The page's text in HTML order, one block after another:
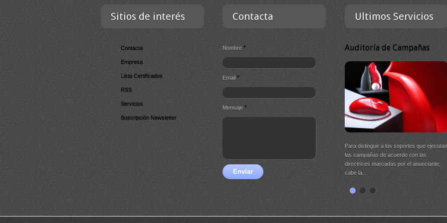
Sitios de interés
Contacta
Empresa
Lista Certificados
RSS
Servicios
Suscripción Newsletter
Contacta
Nombre*
Email*
Mensaje*
Enviar
Ultimos Servicios
Auditoría de Campañas
Para distinguir a los soportes que ejecutan
las campañas de acuerdo con las
directrices marcadas por el anunciante,
cabe la…